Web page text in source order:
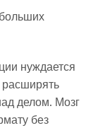
нуждается
делом. Мозг
без